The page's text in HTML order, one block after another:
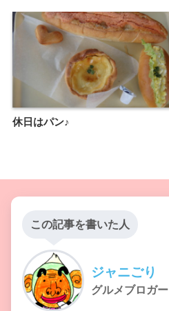
休日はパン♪
この記事を書いた人
ジャニごり
グルメブロガー